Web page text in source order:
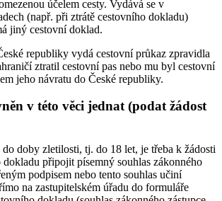
účelem cesty. Vydává se v
(např. při ztrátě cestovního dokladu)
jiný cestovní doklad.
republiky vydá cestovní průkaz zpravidla
ztratil cestovní pas nebo mu byl cestovní
jeho návratu do České republiky.
v této věci jednat (podat žádost
do doby zletilosti, tj. do 18 let, je třeba k žádosti
připojit písemný souhlas zákonného
podpisem nebo tento souhlas učiní
na zastupitelském úřadu do formuláře